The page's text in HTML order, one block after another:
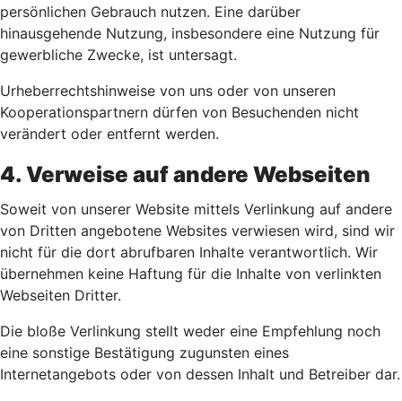
persönlichen Gebrauch nutzen. Eine darüber
hinausgehende Nutzung, insbesondere eine Nutzung für
gewerbliche Zwecke, ist untersagt.
Urheberrechtshinweise von uns oder von unseren
Kooperationspartnern dürfen von Besuchenden nicht
verändert oder entfernt werden.
4. Verweise auf andere Webseiten
Soweit von unserer Website mittels Verlinkung auf andere
von Dritten angebotene Websites verwiesen wird, sind wir
nicht für die dort abrufbaren Inhalte verantwortlich. Wir
übernehmen keine Haftung für die Inhalte von verlinkten
Webseiten Dritter.
Die bloße Verlinkung stellt weder eine Empfehlung noch
eine sonstige Bestätigung zugunsten eines
Internetangebots oder von dessen Inhalt und Betreiber dar.